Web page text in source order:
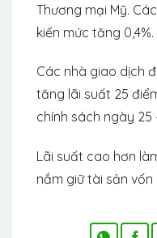
Thương mại Mỹ.
kiến ​​​​mức tăng 0,4%.
Các nhà giao dịch
tăng lãi suất 25
chính sách ngày 25
Lãi suất cao hơn
nắm giữ tài sản vốn